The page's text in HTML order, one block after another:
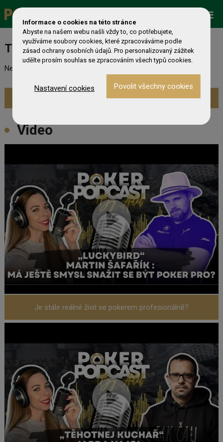
Turnaj nebyl nalezen
Nebyl nalezen odpovídající turnaj. Prevděpodobně již skončil.
Zobrazit aktuální turnaje »
Video
Je stále reálné živit se pokerem profesionálně?
Informace o cookies na této stránce
Abyste na našem webu našli vždy to, co potřebujete,
využíváme soubory cookies, které zpracováváme podle
zásad ochrany osobních údajů. Pro personalizovaný zážitek
udělte prosím souhlas se zpracováním všech typů cookies.
Nastavení cookies